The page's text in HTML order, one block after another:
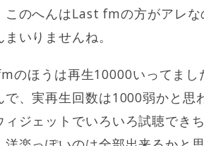
このへんはLast fmの方がアレ
いりませんね。
のほうは再生10000いってま
で、実再生回数は1000弱かと思
ィジェットでいろいろ試聴でき